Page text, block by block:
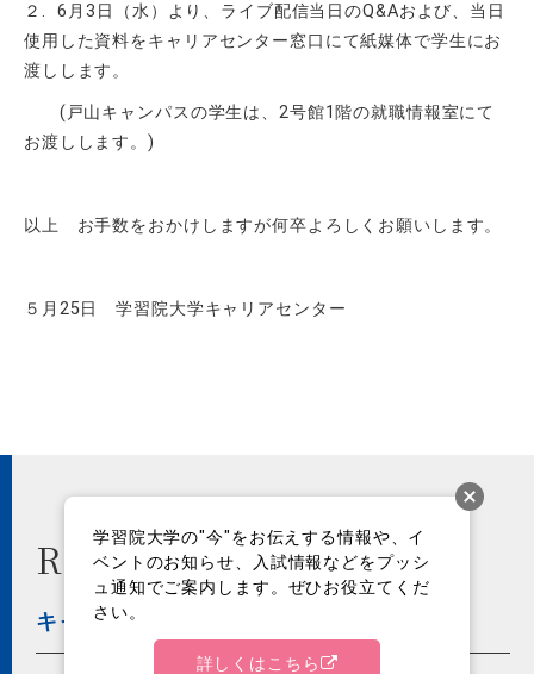
２ . 6 月3 日（水）より、ライブ配信当日のQ&Aおよび、当日
使用した資料をキャリアセンター窓口にて紙媒体で学生にお
渡しします。
(戸山キャンパスの学生は、2号館1階の就職情報室にて
お渡しします。)
以上 お手数をおかけしますが何卒よろしくお願いします。
５月25日 学習院大学キャリアセンター
Recommend
キャリア・就職
学習院大学の"今"をお伝えする情報や、イ
ベントのお知らせ、入試情報などをプッシ
ュ通知でご案内します。ぜひお役立てくだ
さい。
詳しくはこちら